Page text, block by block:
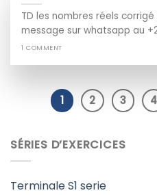
SÉRIES D’EXERCICES
Terminale S1 serie
TD les nombres réels
message sur whatsapp au
1 COMMENT
1 2 3 4